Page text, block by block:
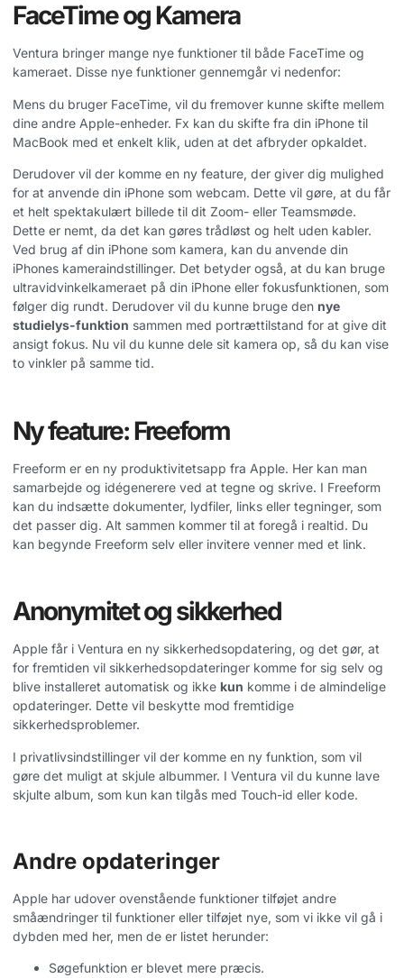
FaceTime og Kamera
Ventura bringer mange nye funktioner til både FaceTime og
kameraet. Disse nye funktioner gennemgår vi nedenfor:
Mens du bruger FaceTime, vil du fremover kunne skifte mellem
dine andre Apple-enheder. Fx kan du skifte fra din iPhone til
MacBook med et enkelt klik, uden at det afbryder opkaldet.
Derudover vil der komme en ny feature, der giver dig mulighed
for at anvende din iPhone som webcam. Dette vil gøre, at du får
et helt spektakulært billede til dit Zoom- eller Teamsmøde.
Dette er nemt, da det kan gøres trådløst og helt uden kabler.
Ved brug af din iPhone som kamera, kan du anvende din
iPhones kameraindstillinger. Det betyder også, at du kan bruge
ultravidvinkelkameraet på din iPhone eller fokusfunktionen, som
følger dig rundt. Derudover vil du kunne bruge den nye
studielys-funktion sammen med portrættilstand for at give dit
ansigt fokus. Nu vil du kunne dele sit kamera op, så du kan vise
to vinkler på samme tid.
Ny feature: Freeform
Freeform er en ny produktivitetsapp fra Apple. Her kan man
samarbejde og idégenerere ved at tegne og skrive. I Freeform
kan du indsætte dokumenter, lydfiler, links eller tegninger, som
det passer dig. Alt sammen kommer til at foregå i realtid. Du
kan begynde Freeform selv eller invitere venner med et link.
Anonymitet og sikkerhed
Apple får i Ventura en ny sikkerhedsopdatering, og det gør, at
for fremtiden vil sikkerhedsopdateringer komme for sig selv og
blive installeret automatisk og ikke kun komme i de almindelige
opdateringer. Dette vil beskytte mod fremtidige
sikkerhedsproblemer.
I privatlivsindstillinger vil der komme en ny funktion, som vil
gøre det muligt at skjule albummer. I Ventura vil du kunne lave
skjulte album, som kun kan tilgås med Touch-id eller kode.
Andre opdateringer
Apple har udover ovenstående funktioner tilføjet andre
småændringer til funktioner eller tilføjet nye, som vi ikke vil gå i
dybden med her, men de er listet herunder:
Søgefunktion er blevet mere præcis.